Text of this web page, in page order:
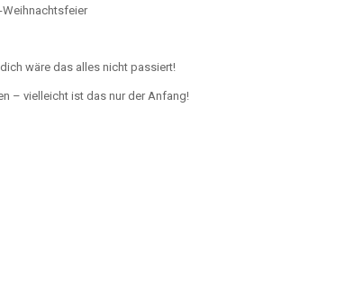
Weihnachtsfeier
wäre das alles nicht passiert!
– vielleicht ist das nur der Anfang!